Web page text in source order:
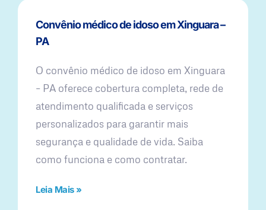
Convênio médico de idoso em Xinguara –
PA
O convênio médico de idoso em Xinguara
– PA oferece cobertura completa, rede de
atendimento qualificada e serviços
personalizados para garantir mais
segurança e qualidade de vida. Saiba
como funciona e como contratar.
Leia Mais »